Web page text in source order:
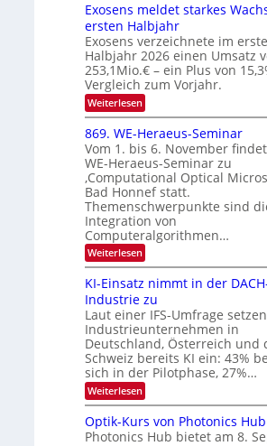
s
S
I
O
N
2
0
2
6
t
r
o
n
i
k
-
u
n
d
B
i
l
d
v
e
r
a
r
b
e
i
t
u
n
g
n
n
d
i
e
K
I
m
i
t
d
e
n
k
t
Exosens meldet starkes
ersten Halbjahr
Exosens verzeichnete im
Halbjahr 2026 einen Umsatz
253,1Mio.€ – ein Plus von
Vergleich zum Vorjahr.
Weiterlesen:
E
x
o
s
e
n
s
m
e
l
d
e
t
s
t
a
r
k
e
s
W
a
c
h
s
t
u
869. WE-Heraeus-Seminar
Vom 1. bis 6. November
WE-Heraeus-Seminar zu
‚Computational Optical
Bad Honnef statt.
Themenschwerpunkte sind
Integration von
Computeralgorithmen…
Weiterlesen:
8
9
.
W
E
-
H
e
r
a
e
u
s
-
KI-Einsatz nimmt in der
Industrie zu
Laut einer IFS-Umfrage
Industrieunternehmen in
Deutschland, Österreich und
Schweiz bereits KI ein: 43%
sich in der Pilotphase, 27%…
Weiterlesen:
K
-
E
Optik-Kurs von Photonics Hub
Photonics Hub bietet am 8.